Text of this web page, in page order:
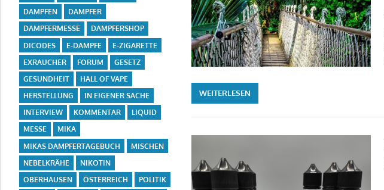
WEITERLESEN
DAMPFEN
DAMPFER
DAMPFERMESSE
DAMPFERSHOP
DICODES
E-DAMPFE
E-ZIGARETTE
EXRAUCHER
FORUM
GESETZ
GESUNDHEIT
HALL OF VAPE
HERSTELLUNG
IN EIGENER SACHE
INTERVIEW
KOMMENTAR
LIQUID
MESSE
MIKA
MIKAS DAMPFERTAGEBUCH
MISCHEN
NEBELKRÄHE
NIKOTIN
OBERHAUSEN
ÖSTERREICH
POLITIK